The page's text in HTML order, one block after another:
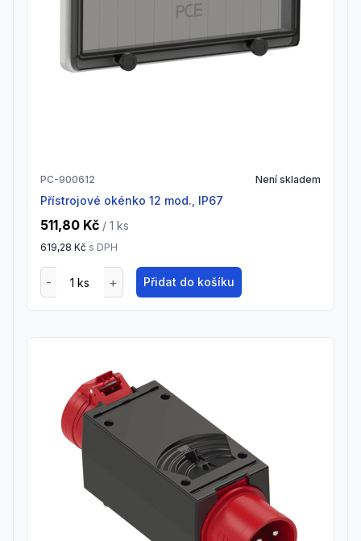
PC-900612 Není skladem
přístrojové okénko 12 mod., IP67
511,80 Kč / 1 ks
619,28 Kč s DPH
Přidat do košíku